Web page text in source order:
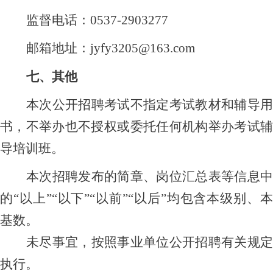
监督电话： 0537-2903277
邮箱地址： jyfy3205@163.com
七、其他
本次公开招聘考试不指定考试教材和辅导用
书，不举办也不授权或委托任何机构举办考试辅
导培训班。
本次招聘发布的简章、岗位汇总表等信息中
的“以上”“以下”“以前”“以后”均包含本级别、本
基数。
未尽事宜，按照事业单位公开招聘有关规定
执行。